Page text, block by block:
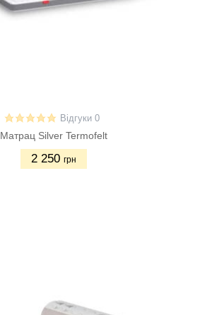
Відгуки 0
Матрац Silver Termofelt
2 250 грн